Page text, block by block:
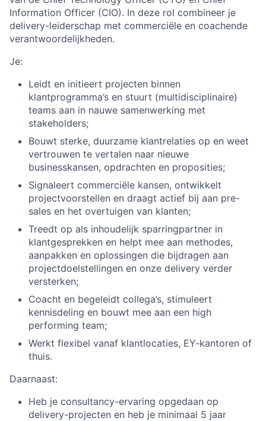
Information Officer (CIO). In deze rol combineer je
delivery-leiderschap met commerciële en coachende
verantwoordelijkheden.
Je:
Leidt en initieert projecten binnen
klantprogramma’s en stuurt (multidisciplinaire)
teams aan in nauwe samenwerking met
stakeholders;
Bouwt sterke, duurzame klantrelaties op en weet
vertrouwen te vertalen naar nieuwe
businesskansen, opdrachten en proposities;
Signaleert commerciële kansen, ontwikkelt
projectvoorstellen en draagt actief bij aan pre-
sales en het overtuigen van klanten;
Treedt op als inhoudelijk sparringpartner in
klantgesprekken en helpt mee aan methodes,
aanpakken en oplossingen die bijdragen aan
projectdoelstellingen en onze delivery verder
versterken;
Coacht en begeleidt collega’s, stimuleert
kennisdeling en bouwt mee aan een high
performing team;
Werkt flexibel vanaf klantlocaties, EY-kantoren of
thuis.
Daarnaast:
Heb je consultancy-ervaring opgedaan op
delivery-projecten en heb je minimaal 5 jaar